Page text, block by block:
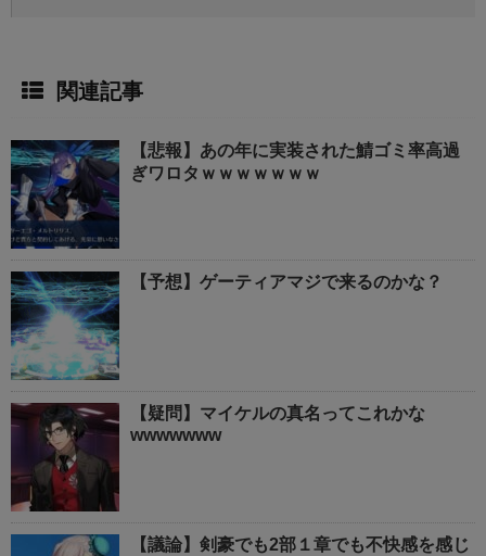
関連記事
【悲報】あの年に実装された鯖ゴミ率高過
ぎワロタｗｗｗｗｗｗｗ
【予想】ゲーティアマジで来るのかな？
【疑問】マイケルの真名ってこれかな
wwwwwww
【議論】剣豪でも2部１章でも不快感を感じ